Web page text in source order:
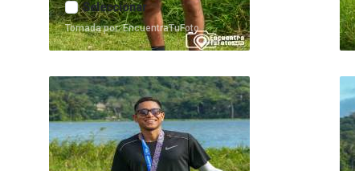
Seleccionar
Tomada por: EncuentraTuFoto